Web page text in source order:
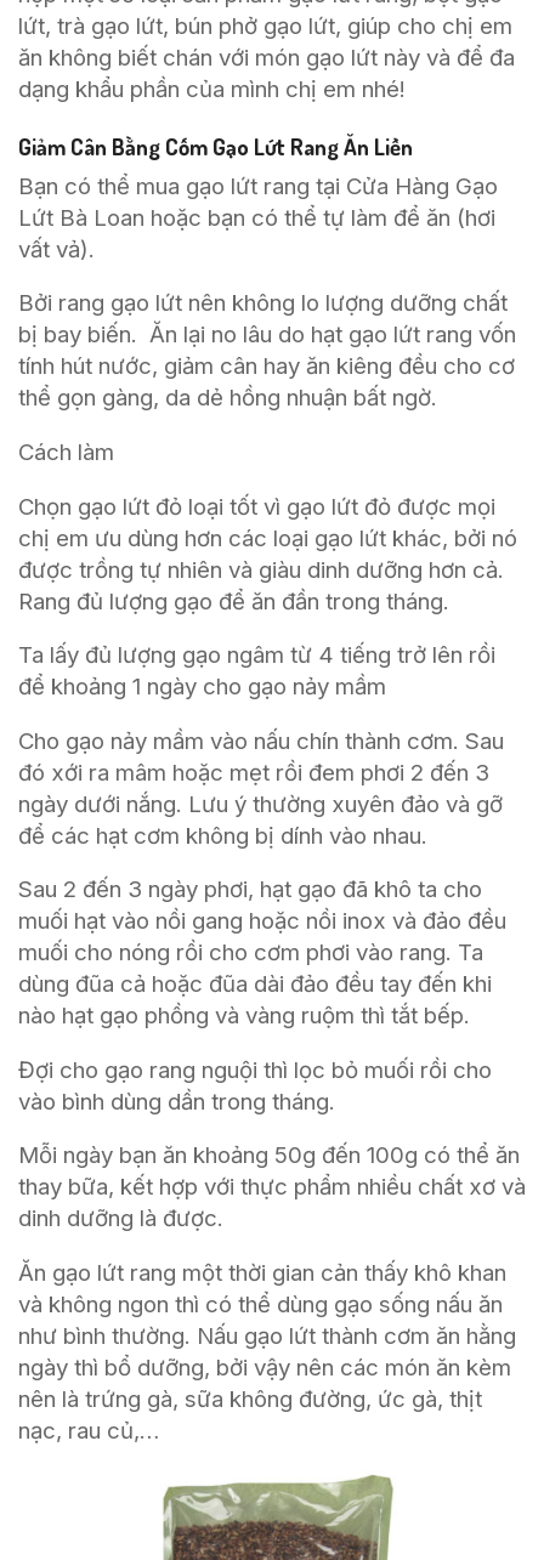
lứt, trà gạo lứt, bún phở gạo lứt, giúp cho chị em
ăn không biết chán với món gạo lứt này và để đa
dạng khẩu phần của mình chị em nhé!
Giảm Cân Bằng Cốm Gạo Lứt Rang Ăn Liền
Bạn có thể mua gạo lứt rang tại Cửa Hàng Gạo
Lứt Bà Loan hoặc bạn có thể tự làm để ăn (hơi
vất vả).
Bởi rang gạo lứt nên không lo lượng dưỡng chất
bị bay biến. Ăn lại no lâu do hạt gạo lứt rang vốn
tính hút nước, giảm cân hay ăn kiêng đều cho cơ
thể gọn gàng, da dẻ hồng nhuận bất ngờ.
Cách làm
Chọn gạo lứt đỏ loại tốt vì gạo lứt đỏ được mọi
chị em ưu dùng hơn các loại gạo lứt khác, bởi nó
được trồng tự nhiên và giàu dinh dưỡng hơn cả.
Rang đủ lượng gạo để ăn đần trong tháng.
Ta lấy đủ lượng gạo ngâm từ 4 tiếng trở lên rồi
để khoảng 1 ngày cho gạo nảy mầm
Cho gạo nảy mầm vào nấu chín thành cơm. Sau
đó xới ra mâm hoặc mẹt rồi đem phơi 2 đến 3
ngày dưới nắng. Lưu ý thường xuyên đảo và gỡ
để các hạt cơm không bị dính vào nhau.
Sau 2 đến 3 ngày phơi, hạt gạo đã khô ta cho
muối hạt vào nồi gang hoặc nồi inox và đảo đều
muối cho nóng rồi cho cơm phơi vào rang. Ta
dùng đũa cả hoặc đũa dài đảo đều tay đến khi
nào hạt gạo phồng và vàng ruộm thì tắt bếp.
Đợi cho gạo rang nguội thì lọc bỏ muối rồi cho
vào bình dùng dần trong tháng.
Mỗi ngày bạn ăn khoảng 50g đến 100g có thể ăn
thay bữa, kết hợp với thực phẩm nhiều chất xơ và
dinh dưỡng là được.
Ăn gạo lứt rang một thời gian cản thấy khô khan
và không ngon thì có thể dùng gạo sống nấu ăn
như bình thường. Nấu gạo lứt thành cơm ăn hằng
ngày thì bổ dưỡng, bởi vậy nên các món ăn kèm
nên là trứng gà, sữa không đường, ức gà, thịt
nạc, rau củ,…